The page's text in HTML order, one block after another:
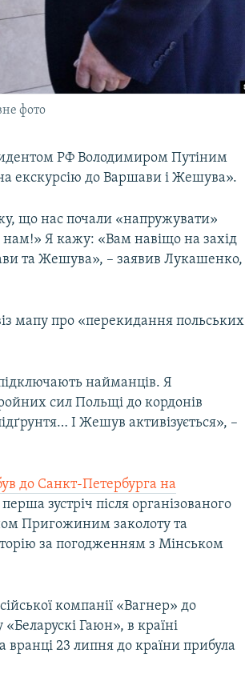
фото
РФ Володимиром Путіним
екскурсію до Варшави і Жешува».
що нас почали «напружувати»
нам!» Я кажу: «Вам навіщо на захід
та Жешува», – заявив Лукашенко,
мапу про «перекидання польських
найманців. Я
сил Польщі до кордонів
І Жешув активізується», –
до Санкт-Петербурга на
зустріч після організованого
Пригожиним заколоту та
за погодженням з Мінськом
компанії «Вагнер» до
Гаюн», в країні
вранці 23 липня до країни прибула